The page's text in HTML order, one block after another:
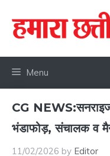
content
Menu
CG NEWS:सनराइज
भंडाफोड़, संचालक व
11/02/2026 by Editor